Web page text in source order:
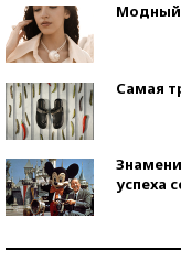
Модный
Самая
успеха